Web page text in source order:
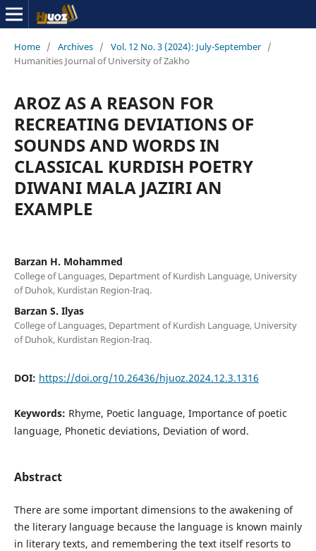
Home / Archives / Vol. 12 No. 3 (2024): July-September /
Humanities Journal of University of Zakho
AROZ AS A REASON FOR
RECREATING DEVIATIONS OF
SOUNDS AND WORDS IN
CLASSICAL KURDISH POETRY
DIWANI MALA JAZIRI AN
EXAMPLE
Barzan H. Mohammed
College of Languages, Department of Kurdish Language, University
of Duhok, Kurdistan Region-Iraq.
Barzan S. Ilyas
College of Languages, Department of Kurdish Language, University
of Duhok, Kurdistan Region-Iraq.
DOI: https://doi.org/10.26436/hjuoz.2024.12.3.1316
Keywords: Rhyme, Poetic language, Importance of poetic
language, Phonetic deviations, Deviation of word.
Abstract
There are some important dimensions to the awakening of
the literary language because the language is known mainly
in literary texts, and remembering the text itself resorts to